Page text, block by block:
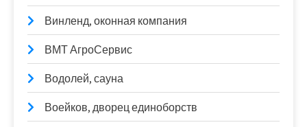
Винленд, оконная компания
ВМТ АгроСервис
Водолей, сауна
Воейков, дворец единоборств